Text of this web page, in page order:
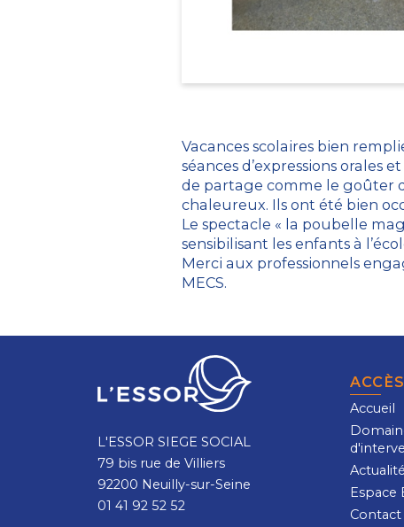
Vacances scolaires bien
séances d’expressions
de partage comme le goûter
chaleureux. Ils ont été bien
Le spectacle « la poubelle
sensibilisant les enfants à
Merci aux professionnels
MECS.
L'ESSOR SIEGE SOCIAL
79 bis rue de Villiers
92200 Neuilly-sur-Seine
01 41 92 52 52
Accueil
Espace
Contact